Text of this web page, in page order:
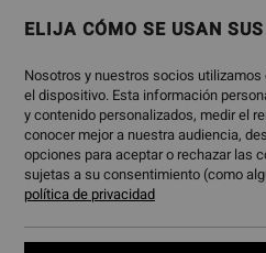
ELIJA CÓMO SE USAN
Nosotros y nuestros socios
el dispositivo. Esta información
y contenido personalizados, medir el
conocer mejor a nuestra audiencia,
opciones para aceptar o rechazar las
sujetas a su consentimiento (como
política de privacidad